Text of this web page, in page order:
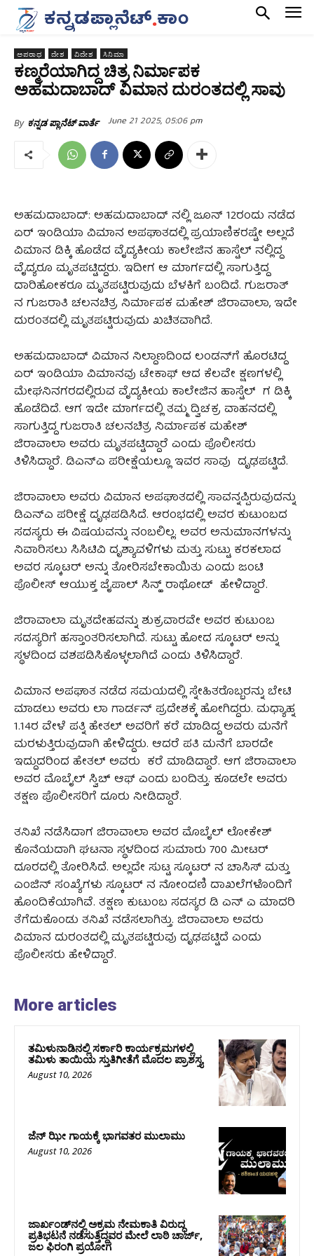
ಅಪರಾಧ ದೇಶ ವಿದೇಶ ಸಿನಿಮಾ
ಕಣ್ಮರೆಯಾಗಿದ್ದ ಚಿತ್ರ ನಿರ್ಮಾಪಕ
ಅಹಮದಾಬಾದ್‌ ವಿಮಾನ ದುರಂತದಲ್ಲಿ ಸಾವು
By ಕನ್ನಡ ಪ್ಲಾನೆಟ್ ವಾರ್ತೆ June 21 2025, 05:06 pm
ಅಹಮದಾಬಾದ್‌: ಅಹಮದಾಬಾದ್‌ ನಲ್ಲಿ ಜೂನ್‌ 12ರಂದು ನಡೆದ
ಏರ್ ಇಂಡಿಯಾ ವಿಮಾನ ಅಪಘಾತದಲ್ಲಿ ಪ್ರಯಾಣಿಕರಷ್ಟೇ ಅಲ್ಲದೆ
ವಿಮಾನ ಡಿಕ್ಕಿ ಹೊಡೆದ ವೈದ್ಯಕೀಯ ಕಾಲೇಜಿನ ಹಾಸ್ಟೆಲ್‌ ನಲ್ಲಿದ್ದ
ವೈದ್ಯರೂ ಮೃತಪಟ್ಟಿದ್ದರು. ಇದೀಗ ಆ ಮಾರ್ಗದಲ್ಲಿ ಸಾಗುತ್ತಿದ್ದ
ದಾರಿಹೋಕರೂ ಮೃತಪಟ್ಟಿರುವುದು ಬೆಳಕಿಗೆ ಬಂದಿದೆ. ಗುಜರಾತ್‌
ನ ಗುಜರಾತಿ ಚಲನಚಿತ್ರ ನಿರ್ಮಾಪಕ ಮಹೇಶ್‌ ಜಿರಾವಾಲಾ, ಇದೇ
ದುರಂತದಲ್ಲಿ ಮೃತಪಟ್ಟಿರುವುದು ಖಚಿತವಾಗಿದೆ.
ಅಹಮದಾಬಾದ್ ವಿಮಾನ ನಿಲ್ದಾಣದಿಂದ ಲಂಡನ್‌ಗೆ ಹೊರಟಿದ್ದ
ಏರ್ ಇಂಡಿಯಾ ವಿಮಾನವು ಟೇಕಾಫ್‌ ಆದ ಕೆಲವೇ ಕ್ಷಣಗಳಲ್ಲಿ
ಮೇಘನಿನಗರದಲ್ಲಿರುವ ವೈದ್ಯಕೀಯ ಕಾಲೇಜಿನ ಹಾಸ್ಟೆಲ್‌ ಗ ಡಿಕ್ಕಿ
ಹೊಡೆದಿದೆ. ಆಗ ಇದೇ ಮಾರ್ಗದಲ್ಲಿ ತಮ್ಮ ದ್ವಿಚಕ್ರ ವಾಹನದಲ್ಲಿ
ಸಾಗುತ್ತಿದ್ದ ಗುಜರಾತಿ ಚಲನಚಿತ್ರ ನಿರ್ಮಾಪಕ ಮಹೇಶ್‌
ಜಿರಾವಾಲಾ ಅವರು ಮೃತಪಟ್ಟಿದ್ದಾರೆ ಎಂದು ಪೊಲೀಸರು
ತಿಳಿಸಿದ್ದಾರೆ. ಡಿಎನ್‌ಎ ಪರೀಕ್ಷೆಯಲ್ಲೂ ಇವರ ಸಾವು ದೃಢಪಟ್ಟಿದೆ.
ಜಿರಾವಾಲಾ ಅವರು ವಿಮಾನ ಅಪಘಾತದಲ್ಲಿ ಸಾವನ್ನಪ್ಪಿರುವುದನ್ನು
ಡಿಎನ್‌ಎ ಪರೀಕ್ಷೆ ದೃಢಪಡಿಸಿದೆ. ಆರಂಭದಲ್ಲಿ ಅವರ ಕುಟುಂಬದ
ಸದಸ್ಯರು ಈ ವಿಷಯವನ್ನು ನಂಬಲಿಲ್ಲ. ಅವರ ಅನುಮಾನಗಳನ್ನು
ನಿವಾರಿಸಲು ಸಿಸಿಟಿವಿ ದೃಶ್ಯಾವಳಿಗಳು ಮತ್ತು ಸುಟ್ಟು ಕರಕಲಾದ
ಅವರ ಸ್ಕೂಟರ್‌ ಅನ್ನು ತೋರಿಸಬೇಕಾಯಿತು ಎಂದು ಜಂಟಿ
ಪೊಲೀಸ್ ಆಯುಕ್ತ ಜೈಪಾಲ್‌ ಸಿನ್ಹ್ ರಾಥೋಡ್ ಹೇಳಿದ್ದಾರೆ.
ಜಿರಾವಾಲಾ ಮೃತದೇಹವನ್ನು ಶುಕ್ರವಾರವೇ ಅವರ ಕುಟುಂಬ
ಸದಸ್ಯರಿಗೆ ಹಸ್ತಾಂತರಿಸಲಾಗಿದೆ. ಸುಟ್ಟು ಹೋದ ಸ್ಕೂಟರ್‌ ಅನ್ನು
ಸ್ಥಳದಿಂದ ವಶಪಡಿಸಿಕೊಳ್ಳಲಾಗಿದೆ ಎಂದು ತಿಳಿಸಿದ್ದಾರೆ.
ವಿಮಾನ ಅಪಘಾತ ನಡೆದ ಸಮಯದಲ್ಲಿ ಸ್ನೇಹಿತರೊಬ್ಬರನ್ನು ಬೇಟಿ
ಮಾಡಲು ಅವರು ಲಾ ಗಾರ್ಡನ್ ಪ್ರದೇಶಕ್ಕೆ ಹೋಗಿದ್ದರು. ಮಧ್ಯಾಹ್ನ
1.14ರ ವೇಳೆ ಪತ್ನಿ ಹೇತಲ್‌ ಅವರಿಗೆ ಕರೆ ಮಾಡಿದ್ದ ಅವರು ಮನೆಗೆ
ಮರಳುತ್ತಿರುವುದಾಗಿ ಹೇಳಿದ್ದರು. ಆದರೆ ಪತಿ ಮನೆಗೆ ಬಾರದೇ
ಇದ್ದುದರಿಂದ ಹೇತಲ್‌ ಅವರು ಕರೆ ಮಾಡಿದ್ದಾರೆ. ಆಗ ಜಿರಾವಾಲಾ
ಅವರ ಮೊಬೈಲ್‌ ಸ್ವಿಚ್‌ ಆಫ್‌ ಎಂದು ಬಂದಿತ್ತು. ಕೂಡಲೇ ಅವರು
ತಕ್ಷಣ ಪೊಲೀಸರಿಗೆ ದೂರು ನೀಡಿದ್ದಾರೆ.
ತನಿಖೆ ನಡೆಸಿದಾಗ ಜಿರಾವಾಲಾ ಅವರ ಮೊಬೈಲ್‌ ಲೋಕೇಶ್‌
ಕೊನೆಯದಾಗಿ ಘಟನಾ ಸ್ಥಳದಿಂದ ಸುಮಾರು 700 ಮೀಟರ್‌
ದೂರದಲ್ಲಿ ತೋರಿಸಿದೆ. ಅಲ್ಲದೇ ಸುಟ್ಟ ಸ್ಕೂಟರ್‌ ನ ಚಾಸಿಸ್ ಮತ್ತು
ಎಂಜಿನ್ ಸಂಖ್ಯೆಗಳು ಸ್ಕೂಟರ್‌ ನ ನೋಂದಣಿ ದಾಖಲೆಗಳೊಂದಿಗೆ
ಹೊಂದಿಕೆಯಾಗಿವೆ. ತಕ್ಷಣ ಕುಟುಂಬ ಸದಸ್ಯರ ಡಿ ಎನ್‌ ಎ ಮಾದರಿ
ತೆಗೆದುಕೊಂಡು ತನಿಖೆ ನಡೆಸಲಾಗಿತ್ತು. ಜಿರಾವಾಲಾ ಅವರು
ವಿಮಾನ ದುರಂತದಲ್ಲಿ ಮೃತಪಟ್ಟಿರುವು ದೃಢಪಟ್ಟಿದೆ ಎಂದು
ಪೊಲೀಸರು ಹೇಳಿದ್ದಾರೆ.
More articles
ತಮಿಳುನಾಡಿನಲ್ಲಿ ಸರ್ಕಾರಿ ಕಾರ್ಯಕ್ರಮಗಳಲ್ಲಿ
ತಮಿಳು ತಾಯಿಯ ಸ್ತುತಿಗೀತೆಗೆ ಮೊದಲ ಪ್ರಾಶಸ್ತ್ಯ
August 10, 2026
ಜೆನ್ ಝೀ ಗಾಯಕ್ಕೆ ಭಾಗವತರ ಮುಲಾಮು
August 10, 2026
ಜಾರ್ಖಂಡ್‌ನಲ್ಲಿ ಅಕ್ರಮ ನೇಮಕಾತಿ ವಿರುದ್ಧ
ಪ್ರತಿಭಟನೆ ನಡೆಸುತ್ತಿದ್ದವರ ಮೇಲೆ ಲಾಠಿ ಚಾರ್ಜ್‌,
ಜಲ ಫಿರಂಗಿ ಪ್ರಯೋಗ